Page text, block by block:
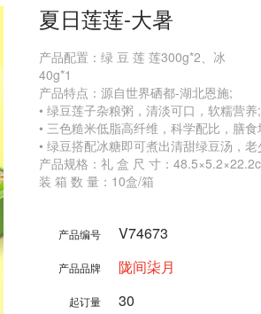
夏日莲莲-大暑
产品配置：绿 豆 莲 莲300g*2、冰
40g*1
产品特点：源自世界硒都-湖北恩施;
• 绿豆莲子杂粮粥，清淡可口，软糯营养;
• 三色糙米低脂高纤维，科学配比，膳
• 绿豆搭配冰糖即可煮出清甜绿豆汤，老
产品规格：礼 盒 尺 寸：
装 箱 数 量：10盒/箱
产品编号 V74673
产品品牌 陇间柒月
起订量 30